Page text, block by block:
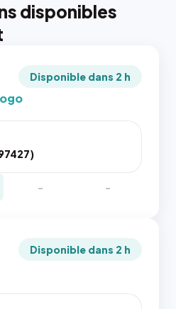
disponibles
Disponible dans 2 h
- -
Disponible dans 2 h